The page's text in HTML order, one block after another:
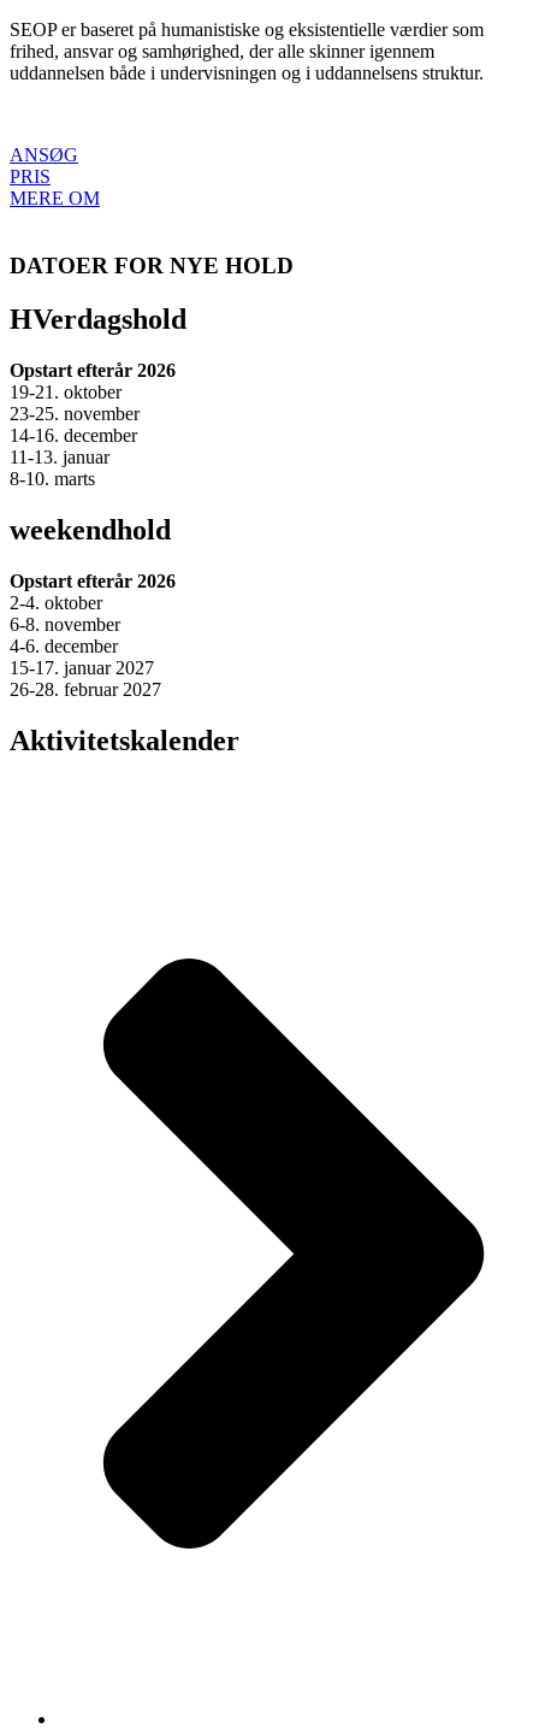
SEOP er baseret på humanistiske og eksistentielle værdier som
frihed, ansvar og samhørighed, der alle skinner igennem
uddannelsen både i undervisningen og i uddannelsens struktur.
ANSØG
PRIS
MERE OM
DATOER FOR NYE HOLD
HVerdagshold
Opstart efterår 2026
19-21. oktober
23-25. november
14-16. december
11-13. januar
8-10. marts
weekendhold
Opstart efterår 2026
2-4. oktober
6-8. november
4-6. december
15-17. januar 2027
26-28. februar 2027
Aktivitetskalender